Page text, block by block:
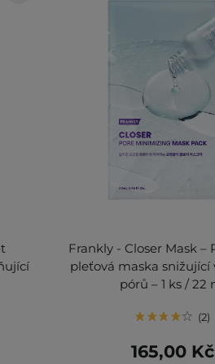
Frankly - Closer Mask –
pleťová maska snižující
pórů – 1 ks / 22
2
165,00 Kč